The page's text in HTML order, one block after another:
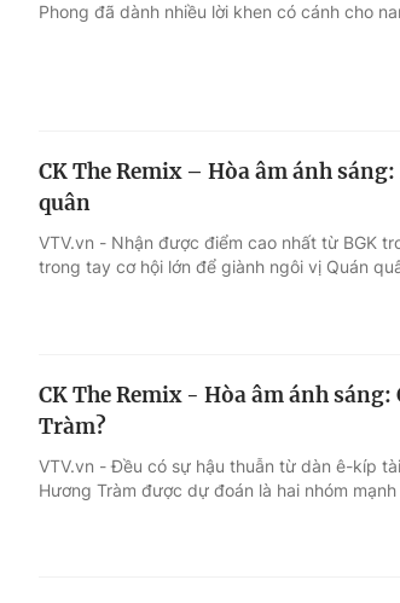
Phong đã dành nhiều lời khen có cánh cho
CK The Remix – Hòa âm ánh
quân
VTV.vn - Nhận được điểm cao nhất từ BGK
trong tay cơ hội lớn để giành ngôi vị Quán
CK The Remix - Hòa âm ánh
Tràm?
VTV.vn - Đều có sự hậu thuẫn từ dàn ê-kíp
Hương Tràm được dự đoán là hai nhóm